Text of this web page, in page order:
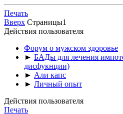
Печать
Вверх Страницы1
Действия пользователя
Форум о мужском здоровье
► БАДы для лечения
дисфукнции)
► Али капс
► Личный опыт
Действия пользователя
Печать